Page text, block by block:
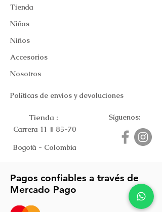
Tienda
Niñas
Niños
Accesorios
Nosotros
Políticas de envios y devoluciones
Tienda :
Carrera 11 # 85-70
Bogotá - Colombia
Síguenos:
Pagos confiables a través de
Mercado Pago